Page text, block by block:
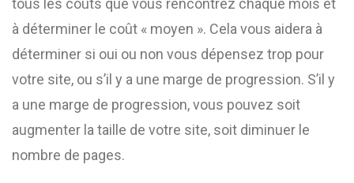
tous les coûts que vous rencontrez chaque mois et
à déterminer le coût « moyen ». Cela vous aidera à
déterminer si oui ou non vous dépensez trop pour
votre site, ou s’il y a une marge de progression. S’il y
a une marge de progression, vous pouvez soit
augmenter la taille de votre site, soit diminuer le
nombre de pages.